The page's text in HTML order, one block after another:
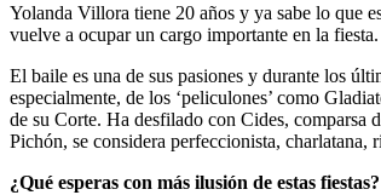
Yolanda Villora tiene 20 años y ya sabe lo que
vuelve a ocupar un cargo importante en la fiesta.
El baile es una de sus pasiones y durante los
especialmente, de los ‘peliculones’ como
de su Corte. Ha desfilado con Cides, comparsa
Pichón, se considera perfeccionista, charlatana,
¿Qué esperas con más ilusión de estas fiestas?